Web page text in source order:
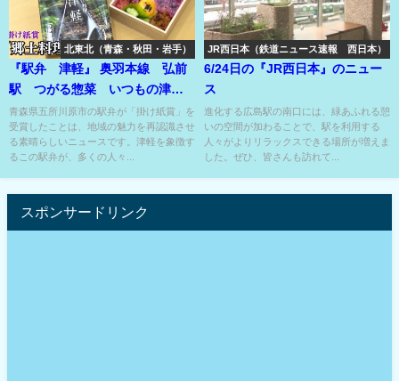
北東北（青森・秋田・岩手）
『駅弁 津軽』 奥羽本線 弘前
駅 つがる惣菜 いつもの津軽
の芦野公園の春を掛け紙に！
青森県五所川原市の駅弁が「掛け紙賞」を
受賞したことは、地域の魅力を再認識させ
る素晴らしいニュースです。津軽を象徴す
るこの駅弁が、多くの人々...
JR西日本（鉄道ニュース速報 西日本）
6/24日の『JR西日本』のニュー
ス
進化する広島駅の南口には、緑あふれる憩
いの空間が加わることで、駅を利用する
人々がよりリラックスできる場所が増えま
した。ぜひ、皆さんも訪れて...
スポンサードリンク